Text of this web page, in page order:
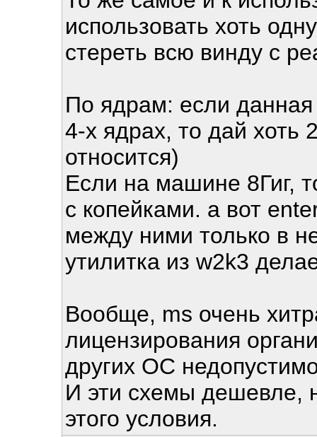
использовать хоть
стереть всю винду с
По ядрам: если
4-х ядрах, то дай хоть
относится)
Если на машине 8Гиг,
с копейками. а вот
между ними только в
утилитка из w2k3
Вообще, ms очень
лицензирования
других ОС
И эти схемы дешевле,
этого условия.